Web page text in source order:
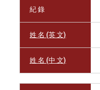
紀 錄
姓 名 (英 文)
姓 名 (中 文)